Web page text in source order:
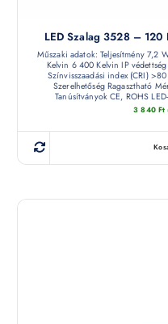
LED Szalag 3528 –
Műszaki adatok: Teljesítmény 7,2
Kelvin 6 400 Kelvin IP
Színvisszaadási index (CRI)
Szerelhetőség Ragasztható
Tanúsítványok CE, ROHS
3 840 Ft